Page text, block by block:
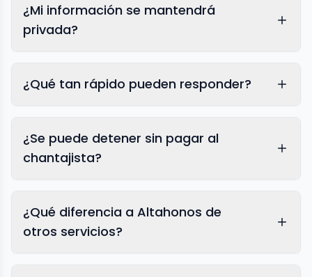
¿Mi información se mantendrá
privada?
¿Qué tan rápido pueden responder?
¿Se puede detener sin pagar al
chantajista?
¿Qué diferencia a Altahonos de
otros servicios?